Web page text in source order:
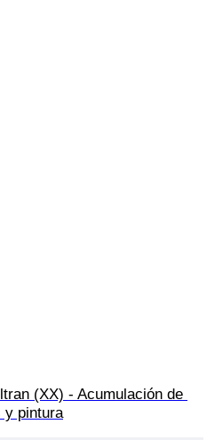
(XX) - Acumulación de
y pintura